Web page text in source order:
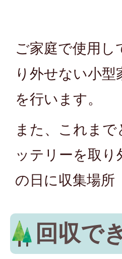
ご家庭で使用し
り外せない小
を行います。
また、これま
ッテリーを取
の日に収集場所
回収で